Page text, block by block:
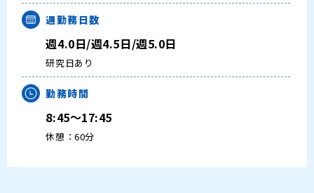
週勤務日数
週4.0日/週4.5日/週5.0日
研究日あり
勤務時間
8:45～17:45
休憩：60分